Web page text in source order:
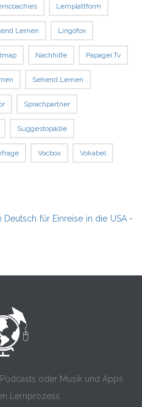
Lernplattform
Lernen Lingofox
Nachhilfe Papagei.tv
Sehend Lernen
Sprachpartner
Suggestopädie
Vocbox Vokabel
Deutsch für Einreise in die USA-
oder Musik und Apps
Lernprozess